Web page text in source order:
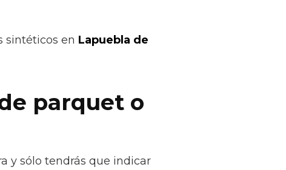
sintéticos en Lapuebla de
parquet o
y sólo tendrás que indicar